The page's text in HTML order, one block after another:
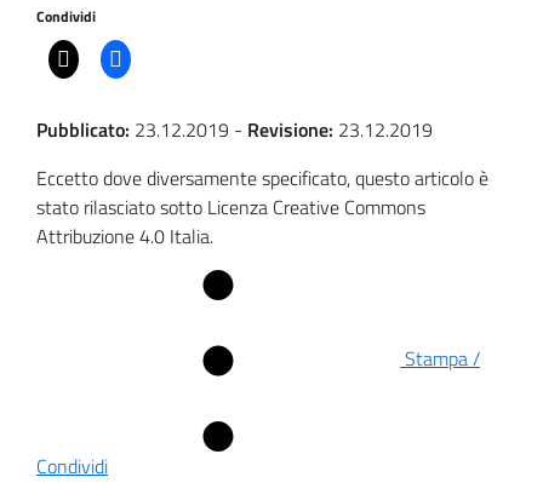
Condividi
Pubblicato: 23.12.2019 - Revisione: 23.12.2019
Eccetto dove diversamente specificato, questo articolo è
stato rilasciato sotto Licenza Creative Commons
Attribuzione 4.0 Italia.
Stampa /
Condividi